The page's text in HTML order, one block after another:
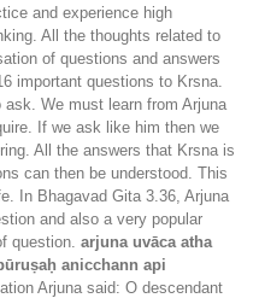
and experience high
All the thoughts related to
of questions and answers
important questions to Krsna.
We must learn from Arjuna
If we ask like him then we
All the answers that Krsna is
can then be understood. This
In Bhagavad Gita 3.36, Arjuna
and also a very popular
question. arjuna uvāca atha
anicchann api
Arjuna said: O descendant